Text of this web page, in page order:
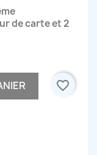
de carte et 2
favorite_border